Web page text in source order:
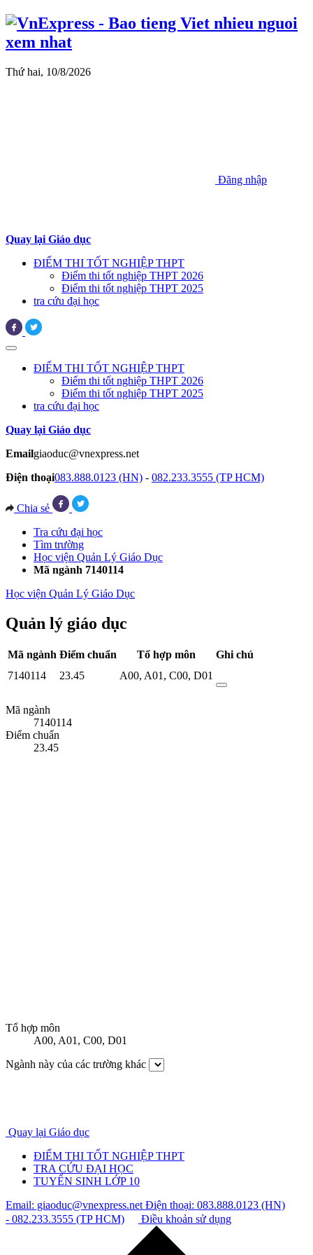
Thứ hai, 10/8/2026
Đăng nhập
Quay lại Giáo dục
ĐIỂM THI TỐT NGHIỆP THPT
Điểm thi tốt nghiệp THPT 2026
Điểm thi tốt nghiệp THPT 2025
tra cứu đại học
ĐIỂM THI TỐT NGHIỆP THPT
Điểm thi tốt nghiệp THPT 2026
Điểm thi tốt nghiệp THPT 2025
tra cứu đại học
Quay lại Giáo dục
Emailgiaoduc@vnexpress.net
Điện thoại083.888.0123 (HN) - 082.233.3555 (TP HCM)
Chia sẻ
Tra cứu đại học
Tìm trường
Học viện Quản Lý Giáo Dục
Mã ngành 7140114
Học viện Quản Lý Giáo Dục
Quản lý giáo dục
Mã ngành Điểm chuẩn Tổ hợp môn
Ghi chú
7140114
23.45 A00, A01, C00, D01
Mã ngành
7140114
Điểm chuẩn
23.45
Tổ hợp môn
A00, A01, C00, D01
Ngành này của các trường khác
Quay lại Giáo dục
ĐIỂM THI TỐT NGHIỆP THPT
TRA CỨU ĐẠI HỌC
TUYỂN SINH LỚP 10
Email: giaoduc@vnexpress.netĐiện thoại: 083.888.0123 (HN)
- 082.233.3555 (TP HCM)
Điều khoản sử dụng